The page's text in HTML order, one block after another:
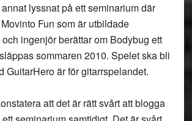
lyssnat på ett seminarium där
Fun som är utbildade
ingenjör berättar om Bodybug ett
sommaren 2010. Spelet ska bli
GuitarHero är för gitarrspelandet.
att det är rätt svårt att blogga